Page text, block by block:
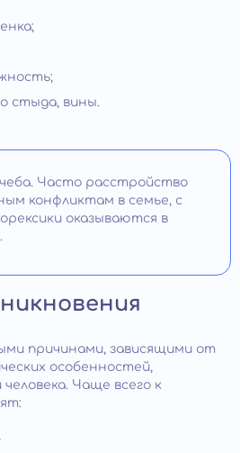
стыда, вины.
Часто расстройство
конфликтам в семье, с
оказываются в
причинами, зависящими от
особенностей,
Чаще всего к